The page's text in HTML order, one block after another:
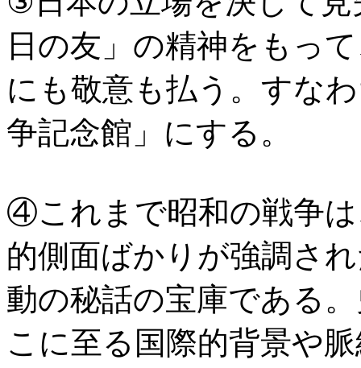
日の友」の精神をもっ
にも敬意も払う。すな
争記念館」にする。
④これまで昭和の戦争
的側面ばかりが強調さ
動の秘話の宝庫である
こに至る国際的背景や